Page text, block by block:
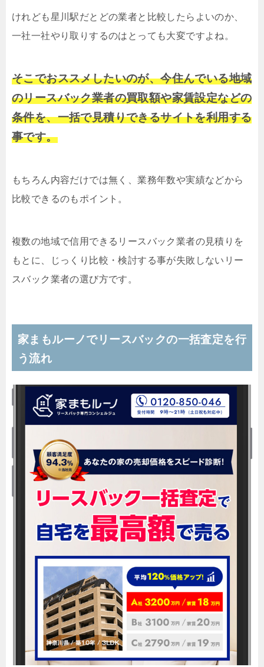
けれども星川駅だとどの業者と比較したらよいのか、
一社一社やり取りするのはとっても大変ですよね。
そこでおススメしたいのが、今住んでいる地域
のリースバック業者の買取額や家賃設定などの
条件を、一括で見積りできるサイトを利用する
事です。
もちろん内容だけでは無く、業務年数や実績などから
比較できるのもポイント。
複数の地域で信用できるリースバック業者の見積りを
もとに、じっくり比較・検討する事が失敗しないリー
スバック業者の選び方です。
家まもルーノでリースバックの一括査定を行
う流れ